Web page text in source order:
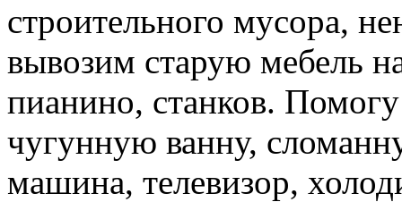
строительного мусора,
вывозим старую мебель
пианино, станков.
чугунную ванну,
машина, телевизор,